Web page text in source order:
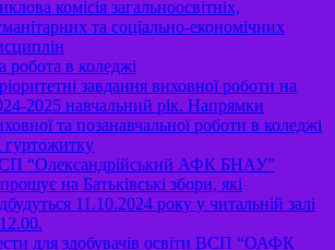
комісія загальноосвітніх,
та соціально-економічних
робота в коледжі
завдання виховної роботи на
2025 навчальний рік. Напрямки
та позанавчальної роботи в коледжі
гуртожитку
“Олександрійський АФК БНАУ”
на Батьківські збори, які
11.10.2024 року у читальній залі
для здобувачів освіти ВСП “ОАФК